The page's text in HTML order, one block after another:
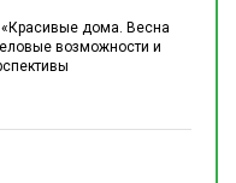
«Красивые дома. Весна
возможности и